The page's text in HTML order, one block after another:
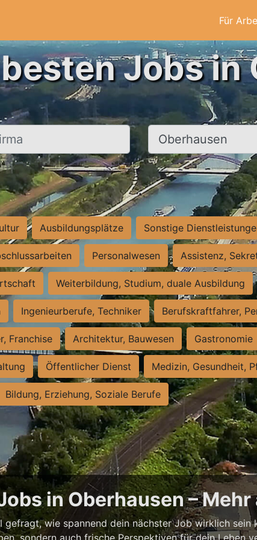
Für
Jobs in
Ort, Stadt
Ausbildungsplätze Sonstige
Personalwesen Assistenz,
Weiterbildung, Studium, duale Ausbildung
Ingenieurberufe, Techniker Berufskraftfahrer,
Franchise Architektur, Bauwesen Gastronomie
Öffentlicher Dienst Medizin, Gesundheit,
Bildung, Erziehung, Soziale Berufe
in Oberhausen –
gefragt, wie spannend dein nächster Job wirklich